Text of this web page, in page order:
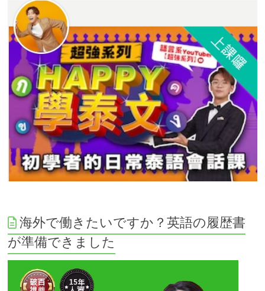
海外で働きたいですか？英語の履歴書
が準備できました